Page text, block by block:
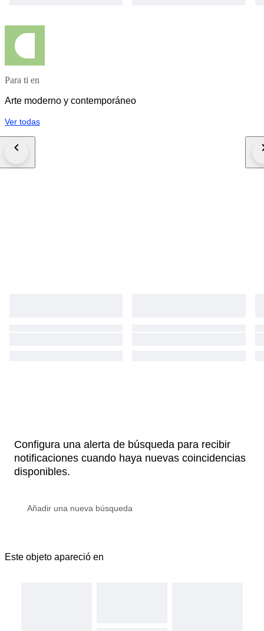
Para ti en
Arte moderno y contemporáneo
Ver todas
Configura una alerta de búsqueda para recibir
notificaciones cuando haya nuevas coincidencias
disponibles.
Este objeto apareció en